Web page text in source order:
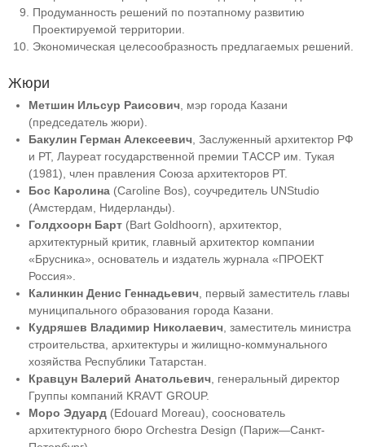
Продуманность решений по поэтапному развитию
Проектируемой территории.
Экономическая целесообразность предлагаемых решений.
Жюри
Метшин Ильсур Раисович, мэр города Казани
(председатель жюри).
Бакулин Герман Алексеевич, Заслуженный архитектор РФ
и РТ, Лауреат государственной премии ТАССР им. Тукая
(1981), член правления Союза архитекторов РТ.
Бос Каролина (Caroline Bos), соучредитель UNStudio
(Амстердам, Нидерланды).
Голдхоорн Барт (Bart Goldhoorn), архитектор,
архитектурный критик, главный архитектор компании
«Брусника», основатель и издатель журнала «ПРОЕКТ
Россия».
Калинкин Денис Геннадьевич, первый заместитель главы
муниципального образования города Казани.
Кудряшев Владимир Николаевич, заместитель министра
строительства, архитектуры и жилищно-коммунального
хозяйства Республики Татарстан.
Кравцун Валерий Анатольевич, генеральный директор
Группы компаний KRAVT GROUP.
Моро Эдуард (Edouard Moreau), сооснователь
архитектурного бюро Orchestra Design (Париж—Санкт-